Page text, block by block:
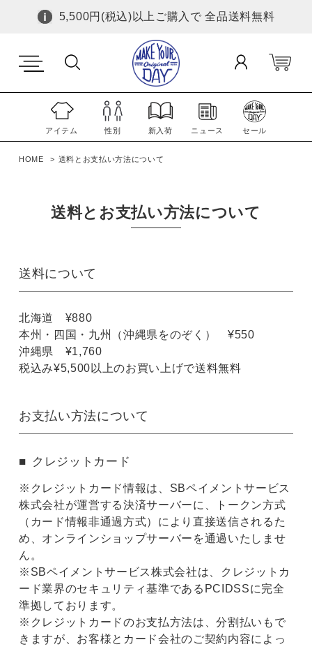
5,500円(税込)以上ご購入で 全品送料無料
HOME 送料とお支払い方法について
送料とお支払い方法について
送料について
北海道 ¥880
本州・四国・九州（沖縄県をのぞく） ¥550
沖縄県 ¥1,760
税込み¥5,500以上のお買い上げで送料無料
お支払い方法について
クレジットカード
※クレジットカード情報は、SBペイメントサービス
株式会社が運営する決済サーバーに、トークン方式
（カード情報非通過方式）により直接送信されるた
め、オンラインショップサーバーを通過いたしませ
ん。
※SBペイメントサービス株式会社は、クレジットカ
ード業界のセキュリティ基準であるPCIDSSに完全
準拠しております。
※クレジットカードのお支払方法は、分割払いもで
きますが、お客様とカード会社のご契約内容によっ
アイテム 性別 新入荷 ニュース セール